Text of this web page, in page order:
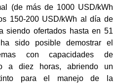
(de más de 1000 USD/kWh
150-200 USD/kWh al día de
siendo ofertados hasta en 51
sido posible demostrar el
con capacidades de
a diez horas, abriendo un
para el manejo de la